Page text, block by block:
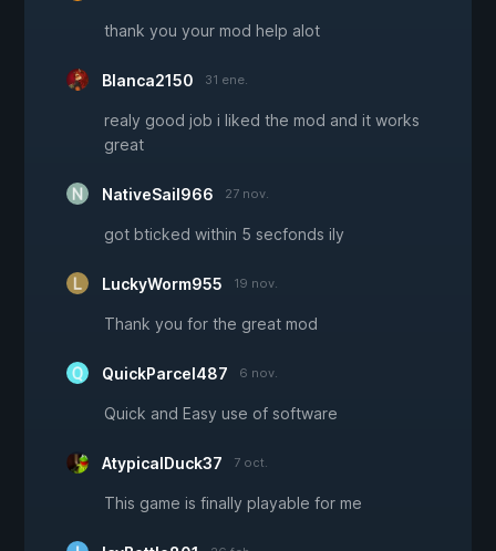
thank you your mod help alot
Blanca2150 31 ene.
realy good job i liked the mod and it works
great
NativeSail966 27 nov.
got bticked within 5 secfonds ily
LuckyWorm955 19 nov.
Thank you for the great mod
QuickParcel487 6 nov.
Quick and Easy use of software
AtypicalDuck37 7 oct.
This game is finally playable for me